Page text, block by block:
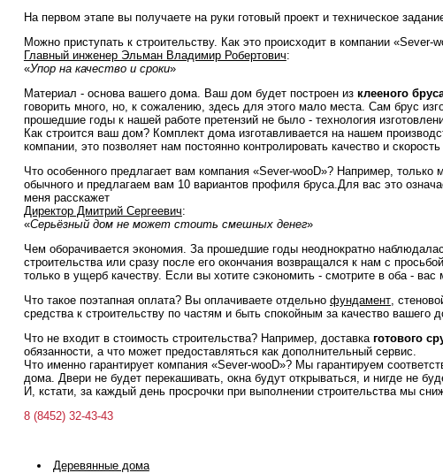
На первом этапе вы получаете на руки готовый проект и техническое
Можно приступать к строительству. Как это происходит в компании «Sever-
Главный инженер Эльман Владимир Робертович:
«Упор на качество и сроки»
Материал - основа вашего дома. Ваш дом будет построен из клееного
говорить много, но, к сожалению, здесь для этого мало места. Сам брус
прошедшие годы к нашей работе претензий не было - технология
Как строится ваш дом? Комплект дома изготавливается на нашем
компании, это позволяет нам постоянно контролировать качество и
Что особенного предлагает вам компания «Sever-wooD»? Например,
обычного и предлагаем вам 10 вариантов профиля бруса.Для вас это
меня расскажет
Директор Дмитрий Сергеевич:
«Серьёзный дом не может стоить смешных денег»
Чем оборачивается экономия. За прошедшие годы неоднократно
строительства или сразу после его окончания возвращался к нам с
только в ущерб качеству. Если вы хотите сэкономить - смотрите в оба - вас
Что такое поэтапная оплата? Вы оплачиваете отдельно фундамент,
средства к строительству по частям и быть спокойным за качество вашего
Что не входит в стоимость строительства? Например, доставка готового
обязанности, а что может предоставляться как дополнительный сервис.
Что именно гарантирует компания «Sever-wooD»? Мы гарантируем
дома. Двери не будет перекашивать, окна будут открываться, и нигде не
И, кстати, за каждый день просрочки при выполнении строительства мы
8 (8452) 32-43-43
Деревянные дома